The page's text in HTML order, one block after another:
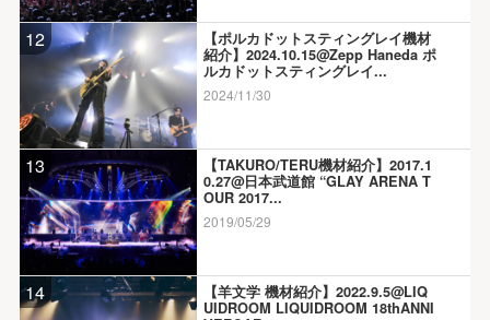
12
【ポルカドットスティングレイ機材
紹介】2024.10.15@Zepp Haneda ポ
ルカドットスティングレイ...
2024/11/30
13
【TAKURO/TERU機材紹介】2017.1
0.27@日本武道館 “GLAY ARENA T
OUR 2017...
2019/05/29
14
【羊文学 機材紹介】2022.9.5@LIQ
UIDROOM LIQUIDROOM 18thANNI